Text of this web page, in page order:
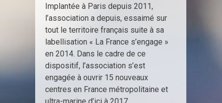
Implantée à Paris depuis 2011,
l’association a depuis, essaimé sur
tout le territoire français suite à sa
labellisation « La France s’engage »
en 2014. Dans le cadre de ce
dispositif, l’association s’est
engagée à ouvrir 15 nouveaux
centres en France métropolitaine et